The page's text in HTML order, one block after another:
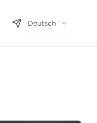
Deutsch